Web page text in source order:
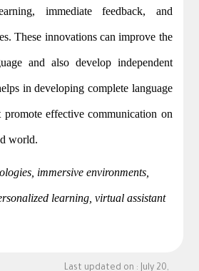
immediate feedback, and
These innovations can improve the
and also develop independent
in developing complete language
promote effective communication on
world.
immersive environments,
learning, virtual assistant
Last updated on : July 20,